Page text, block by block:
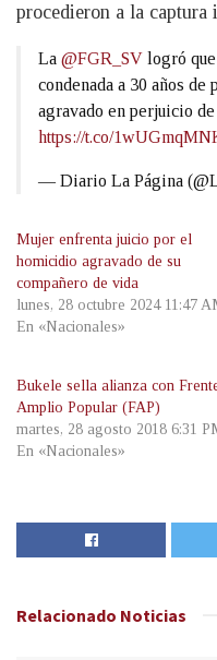
procedieron a la captura
La @FGR_SV logró
condenada a 30 años
agravado en perjuicio
https://t.co/
— Diario La Página
Mujer enfrenta juicio por el
homicidio agravado de su
compañero de vida
lunes, 28 octubre 2024 11:47
En «Nacionales»
Bukele sella alianza con
Amplio Popular (FAP)
martes, 28 agosto 2018 6:31
En «Nacionales»
Relacionado Noticias